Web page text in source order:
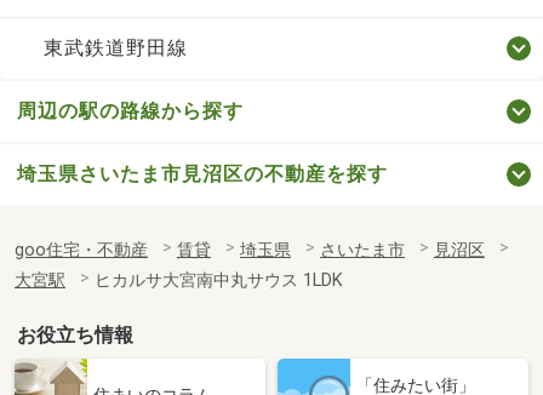
東武鉄道野田線
周辺の駅の路線から探す
埼玉県さいたま市見沼区の不動産を探す
goo住宅・不動産 賃貸 埼玉県 さいたま市
見沼区
大宮駅
ヒカルサ大宮南中丸サウス 1LDK
お役立ち情報
「住みたい街」